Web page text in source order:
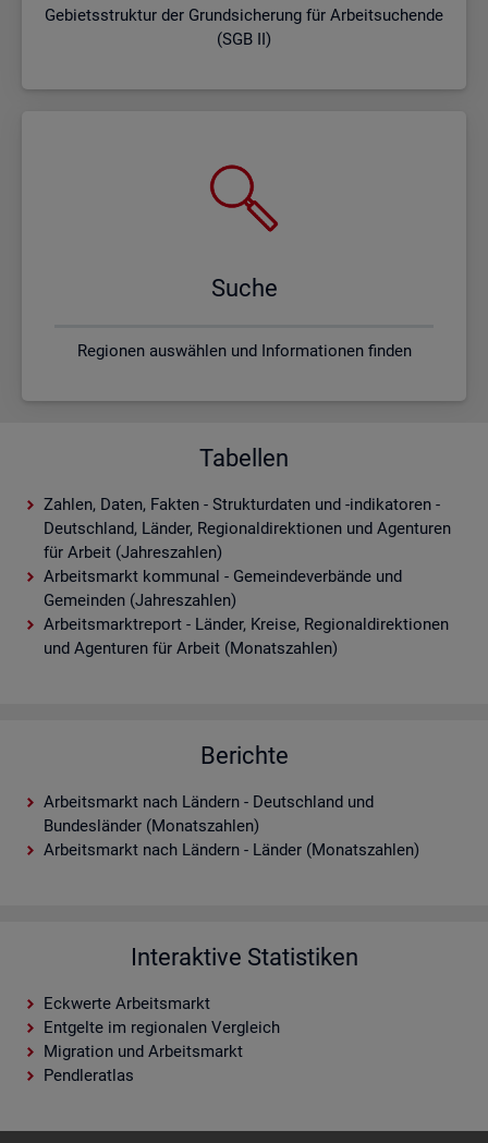
Gebietsstruktur der Grundsicherung für Arbeitsuchende
(SGB II)
Suche
Regionen auswählen und Informationen finden
Tabellen
Zahlen, Daten, Fakten - Strukturdaten und -indikatoren -
Deutschland, Länder, Regionaldirektionen und Agenturen
für Arbeit (Jahreszahlen)
Arbeitsmarkt kommunal - Gemeindeverbände und
Gemeinden (Jahreszahlen)
Arbeitsmarktreport - Länder, Kreise, Regionaldirektionen
und Agenturen für Arbeit (Monatszahlen)
Berichte
Arbeitsmarkt nach Ländern - Deutschland und
Bundesländer (Monatszahlen)
Arbeitsmarkt nach Ländern - Länder (Monatszahlen)
Interaktive Statistiken
Eckwerte Arbeitsmarkt
Entgelte im regionalen Vergleich
Migration und Arbeitsmarkt
Pendleratlas